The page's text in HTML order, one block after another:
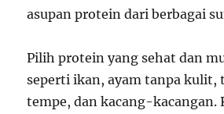
asupan protein dari berbagai
Pilih protein yang sehat dan
seperti ikan, ayam tanpa kulit,
tempe, dan kacang-kacangan.